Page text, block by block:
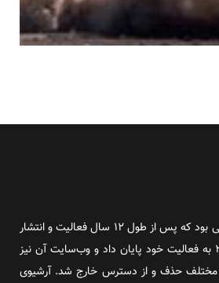
روز آنلاین روزنامه‌ای اینترنتی بود که پس از طول ۱۲ سال فعالیت و انتشار
۲۵۰۰ شماره، در سال ۲۰۱۶ به فعالیت خود پایان داد و وب‌سایت آن نیز
مختلف حذف و از دسترس خارج شد. آرشیوی